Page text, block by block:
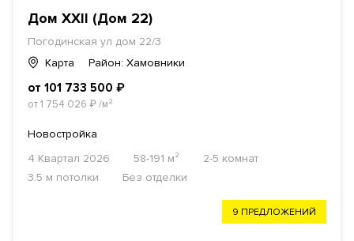
Дом XXII (Дом 22)
Погодинская ул дом 22/3
Карта
Район: Хамовники
от 101 733 500 ₽
от 1 754 026 ₽/м²
Новостройка
4 Квартал 2026
58-191 м²
2-5 комнат
3.5 м потолки
Без отделки
9 ПРЕДЛОЖЕНИЙ